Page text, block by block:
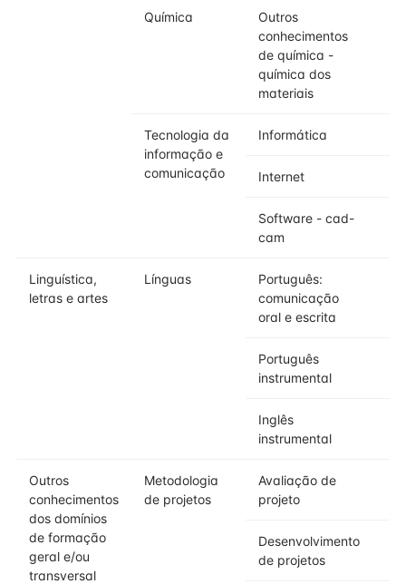
Química
Outros
conhecimentos
de química -
química dos
materiais
Tecnologia da
informação e
comunicação
Informática
Internet
Software - cad-
cam
Linguística,
letras e artes
Línguas
Português:
comunicação
oral e escrita
Português
instrumental
Inglês
instrumental
Outros
conhecimentos
dos domínios
de formação
geral e/ou
transversal
Metodologia
de projetos
Avaliação de
projeto
Desenvolvimento
de projetos